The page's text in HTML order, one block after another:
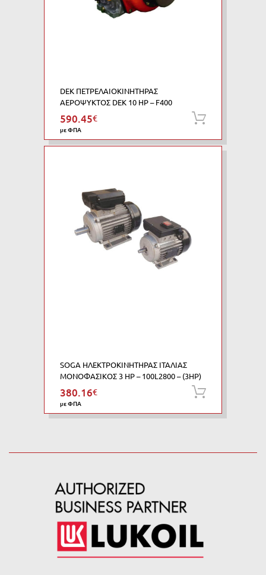
DEK ΠΕΤΡΕΛΑΙΟΚΙΝΗΤΗΡΑΣ
ΑΕΡΟΨΥΚΤΟΣ DEK 10 HP – F400
590.45€
με ΦΠΑ
SOGA ΗΛΕΚΤΡΟΚΙΝΗΤΗΡΑΣ ΙΤΑΛΙΑΣ
ΜΟΝΟΦΑΣΙΚΟΣ 3 HP – 100L2800 – (3HP)
380.16€
με ΦΠΑ